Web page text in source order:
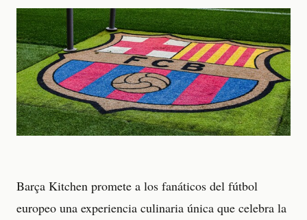
Barça Kitchen promete a los fanáticos del fútbol
europeo una experiencia culinaria única que celebra la